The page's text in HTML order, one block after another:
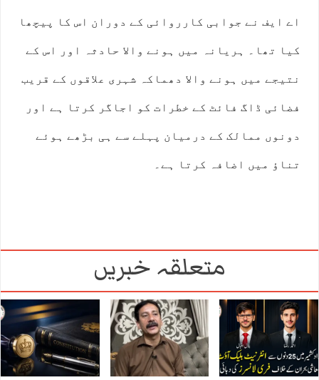
اے ایف نے جوابی کارروائی کے دوران اس کا پیچھا
کیا تھا۔ ہریانہ میں ہونے والا حادثہ اور اس کے
نتیجے میں ہونے والا دھماکہ شہری علاقوں کے قریب
فضائی ڈاگ فائٹ کے خطرات کو اجاگر کرتا ہے اور
دونوں ممالک کے درمیان پہلے سے ہی بڑھے ہوئے
تناؤ میں اضافہ کرتا ہے۔
متعلقہ خبریں